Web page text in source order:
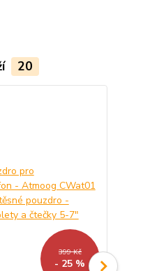
20
399 Kč
- 25 %